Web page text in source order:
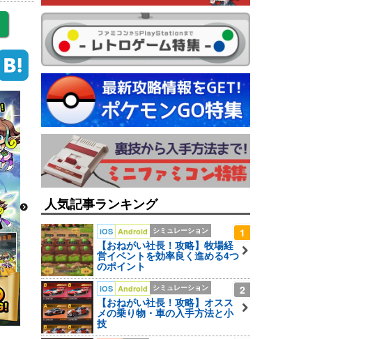
人気記事ランキング
1
iOS Android シミュレーション
【おねがい社長！攻略】牧場経
営イベントを効率良く進める4つ
のポイント
2
iOS Android シミュレーション
【おねがい社長！攻略】オスス
メの乗り物・車の入手方法と小
技